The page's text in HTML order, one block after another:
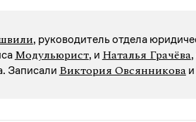
, руководитель отдела
Модульюрист, и Наталья Грачёва
Записали Виктория Овсянниковаи